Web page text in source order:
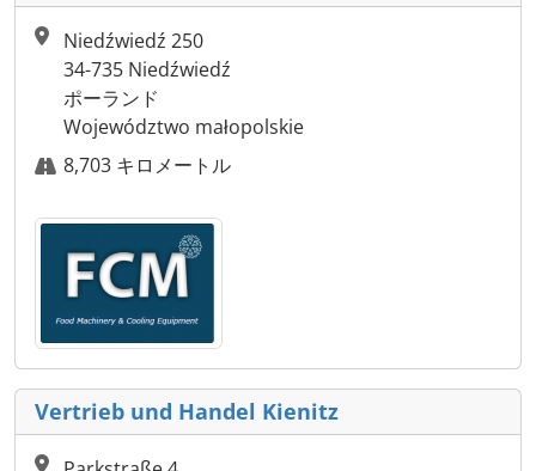
Niedźwiedź 250
34-735 Niedźwiedź
ポーランド
Województwo małopolskie
8,703 キロメートル
Vertrieb und Handel Kienitz